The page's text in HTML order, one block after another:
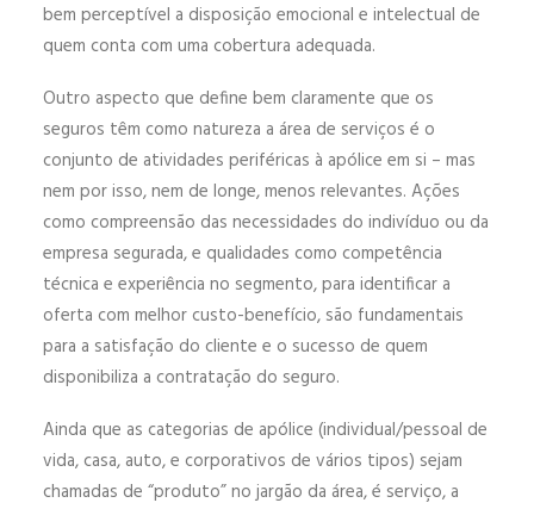
bem perceptível a disposição emocional e intelectual de
quem conta com uma cobertura adequada.
Outro aspecto que define bem claramente que os
seguros têm como natureza a área de serviços é o
conjunto de atividades periféricas à apólice em si – mas
nem por isso, nem de longe, menos relevantes. Ações
como compreensão das necessidades do indivíduo ou da
empresa segurada, e qualidades como competência
técnica e experiência no segmento, para identificar a
oferta com melhor custo-benefício, são fundamentais
para a satisfação do cliente e o sucesso de quem
disponibiliza a contratação do seguro.
Ainda que as categorias de apólice (individual/pessoal de
vida, casa, auto, e corporativos de vários tipos) sejam
chamadas de “produto” no jargão da área, é serviço, a